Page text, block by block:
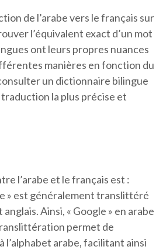
de l’arabe vers le français sur
l’équivalent exact d’un mot
ont leurs propres nuances
manières en fonction du
un dictionnaire bilingue
la plus précise et
l’arabe et le français est :
» est généralement translittéré
Ainsi, « Google » en arabe
arabe, facilitant ainsi